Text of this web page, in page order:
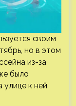
своим
но в этом
из-за
было
улице к ней